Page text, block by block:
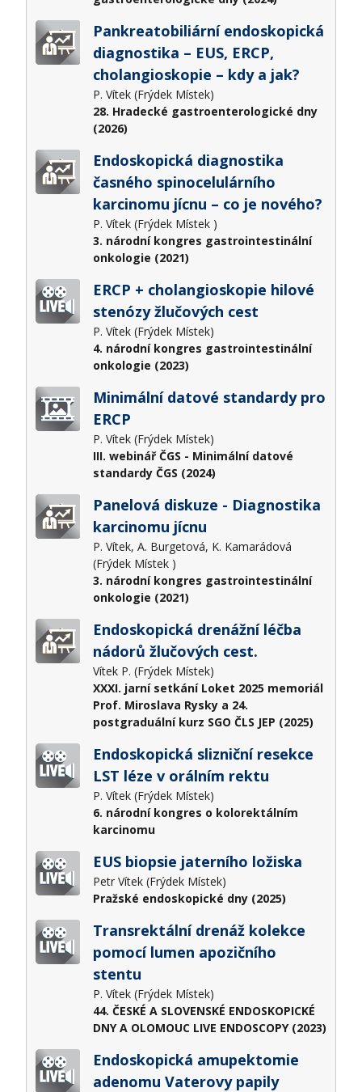
Pankreatobiliární endoskopická
diagnostika – EUS, ERCP,
cholangioskopie – kdy a jak?
P. Vítek (Frýdek Místek)
28. Hradecké gastroenterologické dny
(2026)
Endoskopická diagnostika
časného spinocelulárního
karcinomu jícnu – co je nového?
P. Vítek (Frýdek Místek )
3. národní kongres gastrointestinální
onkologie (2021)
ERCP + cholangioskopie hilové
stenózy žlučových cest
P. Vítek (Frýdek Místek)
4. národní kongres gastrointestinální
onkologie (2023)
Minimální datové standardy pro
ERCP
P. Vítek (Frýdek Místek)
III. webinář ČGS - Minimální datové
standardy ČGS (2024)
Panelová diskuze - Diagnostika
karcinomu jícnu
P. Vítek, A. Burgetová, K. Kamarádová
(Frýdek Místek )
3. národní kongres gastrointestinální
onkologie (2021)
Endoskopická drenážní léčba
nádorů žlučových cest.
Vítek P. (Frýdek Místek)
XXXI. jarní setkání Loket 2025 memoriál
Prof. Miroslava Rysky a 24.
postgraduální kurz SGO ČLS JEP (2025)
Endoskopická slizniční resekce
LST léze v orálním rektu
P. Vítek (Frýdek Místek)
6. národní kongres o kolorektálním
karcinomu
EUS biopsie jaterního ložiska
Petr Vítek (Frýdek Místek)
Pražské endoskopické dny (2025)
Transrektální drenáž kolekce
pomocí lumen apozičního
stentu
P. Vítek (Frýdek Místek)
44. ČESKÉ A SLOVENSKÉ ENDOSKOPICKÉ
DNY A OLOMOUC LIVE ENDOSCOPY (2023)
Endoskopická amupektomie
adenomu Vaterovy papily